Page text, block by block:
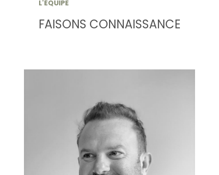
L'ÉQUIPE
FAISONS CONNAISSANCE